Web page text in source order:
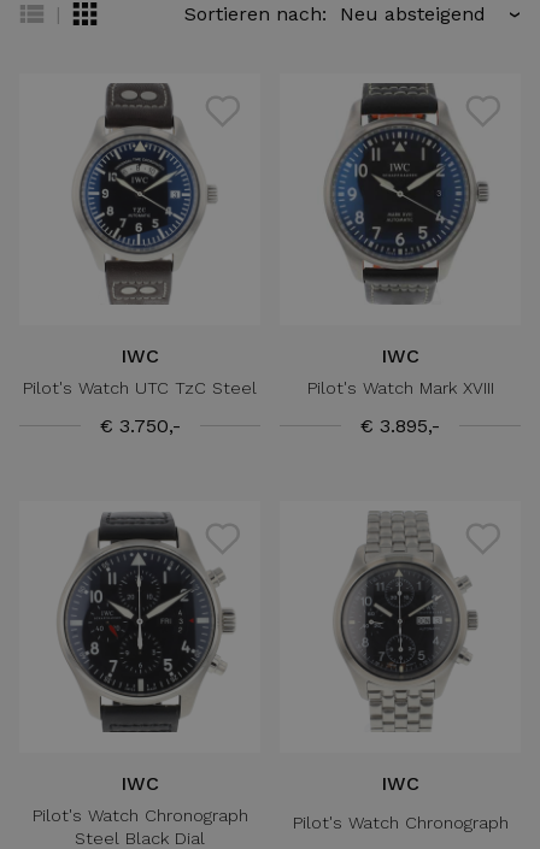
| Sortieren nach: ›
IWC
Pilot's Watch UTC TzC Steel
€ 3.750,-
IWC
Pilot's Watch Mark XVIII
€ 3.895,-
IWC
Pilot's Watch Chronograph
Steel Black Dial
IWC
Pilot's Watch Chronograph